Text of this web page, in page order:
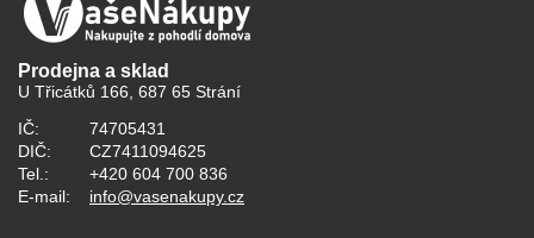
Prodejna a sklad
U Třicátků 166, 687 65 Strání
IČ:
74705431
DIČ:
CZ7411094625
Tel.:
+420 604 700 836
E-mail:
info@vasenakupy.cz